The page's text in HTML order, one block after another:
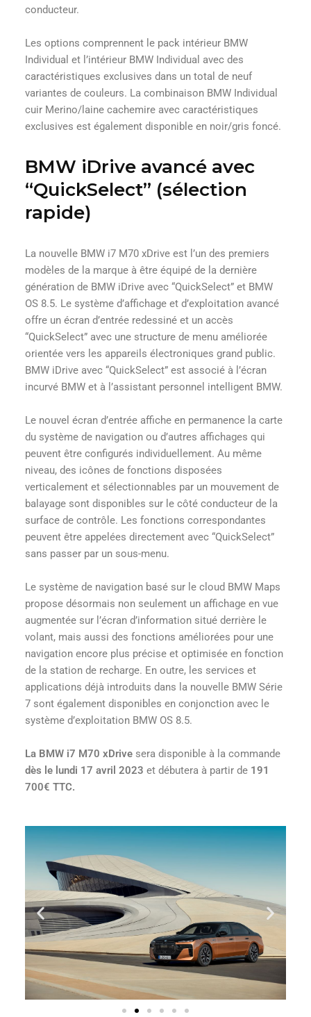
conducteur.
Les options comprennent le pack intérieur BMW
Individual et l’intérieur BMW Individual avec des
caractéristiques exclusives dans un total de neuf
variantes de couleurs. La combinaison BMW Individual
cuir Merino/laine cachemire avec caractéristiques
exclusives est également disponible en noir/gris foncé.
BMW iDrive avancé avec
“QuickSelect” (sélection
rapide)
La nouvelle BMW i7 M70 xDrive est l’un des premiers
modèles de la marque à être équipé de la dernière
génération de BMW iDrive avec “QuickSelect” et BMW
OS 8.5. Le système d’affichage et d’exploitation avancé
offre un écran d’entrée redessiné et un accès
“QuickSelect” avec une structure de menu améliorée
orientée vers les appareils électroniques grand public.
BMW iDrive avec “QuickSelect” est associé à l’écran
incurvé BMW et à l’assistant personnel intelligent BMW.
Le nouvel écran d’entrée affiche en permanence la carte
du système de navigation ou d’autres affichages qui
peuvent être configurés individuellement. Au même
niveau, des icônes de fonctions disposées
verticalement et sélectionnables par un mouvement de
balayage sont disponibles sur le côté conducteur de la
surface de contrôle. Les fonctions correspondantes
peuvent être appelées directement avec “QuickSelect”
sans passer par un sous-menu.
Le système de navigation basé sur le cloud BMW Maps
propose désormais non seulement un affichage en vue
augmentée sur l’écran d’information situé derrière le
volant, mais aussi des fonctions améliorées pour une
navigation encore plus précise et optimisée en fonction
de la station de recharge. En outre, les services et
applications déjà introduits dans la nouvelle BMW Série
7 sont également disponibles en conjonction avec le
système d’exploitation BMW OS 8.5.
La BMW i7 M70 xDrive sera disponible à la commande
dès le lundi 17 avril 2023 et débutera à partir de 191
700€ TTC.